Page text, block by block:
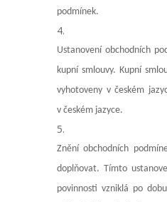
podmínek.
Ustanovení obchodních
kupní smlouvy. Kupní
vyhotoveny v českém
v českém jazyce.
Znění obchodních
doplňovat. Tímto
povinnosti vzniklá po